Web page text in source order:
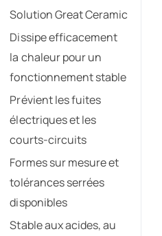
Solution Great Ceramic
Dissipe efficacement
la chaleur pour un
fonctionnement stable
Prévient les fuites
électriques et les
courts-circuits
Formes sur mesure et
tolérances serrées
disponibles
Stable aux acides, au